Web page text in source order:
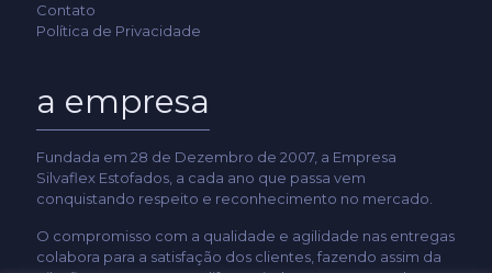
Contato
Política de Privacidade
a empresa
Fundada em 28 de Dezembro de 2007, a Empresa
Silvaflex Estofados, a cada ano que passa vem
conquistando respeito e reconhecimento no mercado.
O compromisso com a qualidade e agilidade nas entregas
colabora para a satisfação dos clientes, fazendo assim da